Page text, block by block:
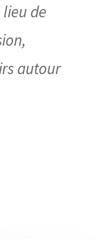
de
autour